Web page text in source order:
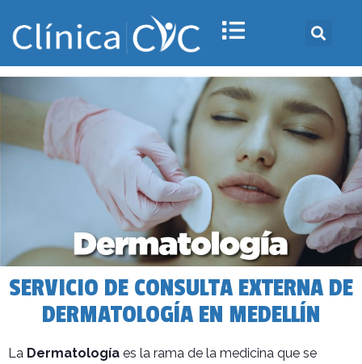
SERVICIO DE CONSULTA EXTERNA DE
DERMATOLOGÍA EN MEDELLÍN
La Dermatología es la rama de la medicina que se